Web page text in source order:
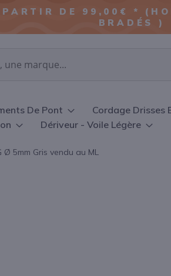
AU
DE 99,00€ *
BRADÉS )
De Pont Cordage Drisses
Dériveur - Voile Légère
Ø 5mm Gris vendu au ML